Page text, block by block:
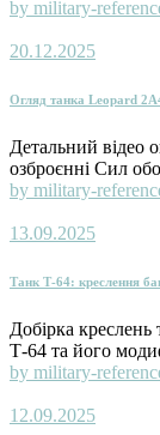
by military-
20.12.2025
Огляд танка Leopard
Детальний відео
озброєнні Сил
by military-
13.09.2025
Танк Т-64: креслення
Добірка
Т-64 та його
by military-
12.09.2025